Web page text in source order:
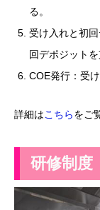
る。
受け入れと初
回デポジットを
COE発行：受
詳細はこちらをご
研修制度